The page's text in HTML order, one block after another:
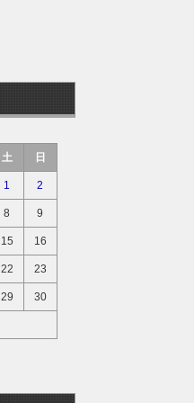
土 日
1 2
8 9
15 16
22 23
29 30